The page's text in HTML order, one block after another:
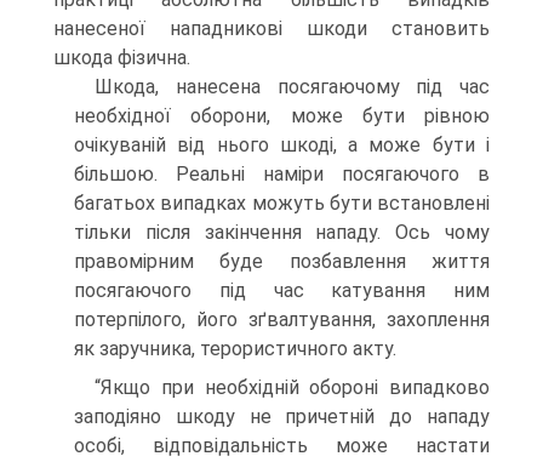
нанесеної нападникові шкоди становить
шкода фізична.
Шкода, нанесена посягаючому під час
необхідної оборони, може бути рівною
очікуваній від нього шкоді, а може бути і
більшою. Реальні наміри посягаючого в
багатьох випадках можуть бути встановлені
тільки після закінчення нападу. Ось чому
правомірним буде позбавлення життя
посягаючого під час катування ним
потерпілого, його зґвалтування, захоплення
як заручника, терористичного акту.
“Якщо при необхідній обороні випадково
заподіяно шкоду не причетній до нападу
особі, відповідальність може настати